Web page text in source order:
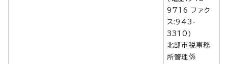
9716 ファク
ス:943-
3310)
北部市税事務
所管理係